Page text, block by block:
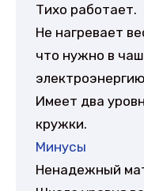
Тихо работает.
Не нагревает
что нужно в
Имеет два
кружки.
Минусы
Ненадежный